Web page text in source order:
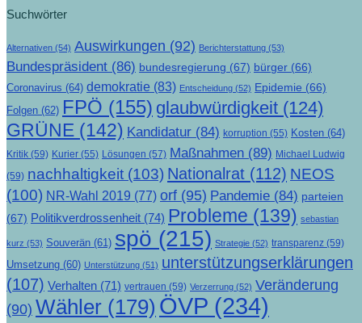
Suchwörter
Alternativen (54) Auswirkungen (92) Berichterstattung (53)
Bundespräsident (86) bundesregierung (67) bürger (66)
Coronavirus (64) demokratie (83) Entscheidung (52) Epidemie (66)
Folgen (62) FPÖ (155) glaubwürdigkeit (124)
GRÜNE (142) Kandidatur (84) korruption (55) Kosten (64)
Kritik (59) Kurier (55) Lösungen (57) Maßnahmen (89) Michael Ludwig
(59) nachhaltigkeit (103) Nationalrat (112) NEOS
(100) NR-Wahl 2019 (77) orf (95) Pandemie (84) parteien
(67) Politikverdrossenheit (74) Probleme (139) sebastian
kurz (53) Souverän (61) spö (215) Strategie (52) transparenz (59)
Umsetzung (60) Unterstützung (51) unterstützungserklärungen
(107) Verhalten (71) vertrauen (59) Verzerrung (52) Veränderung
(90) Wähler (179) ÖVP (234)